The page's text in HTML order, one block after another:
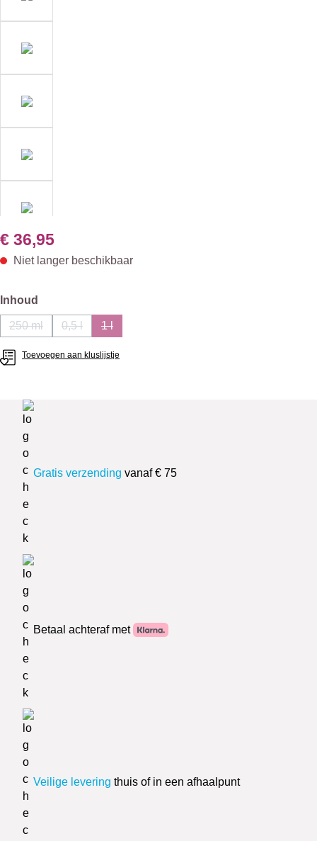
€ 36,95
Niet langer beschikbaar
Selecteer
Inhoud
250 ml
(Deze optie is momenteel niet beschikbaar.)
0,5 l
(Deze optie is momenteel niet beschikbaar.)
1 l
Toevoegen aan kluslijstje
Gratis verzending vanaf € 75
Betaal achteraf met
Veilige levering thuis of in een afhaalpunt